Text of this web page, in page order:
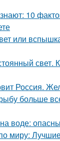
10
или
свет.
Россия.
больше
воде:
миру: